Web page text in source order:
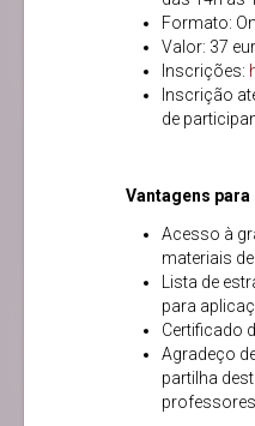
Formato:
Valor: 37
Inscrições:
Inscrição
de
Vantagens
Acesso à
materiais
Lista de
para
Certificado
Agradeço
partilha